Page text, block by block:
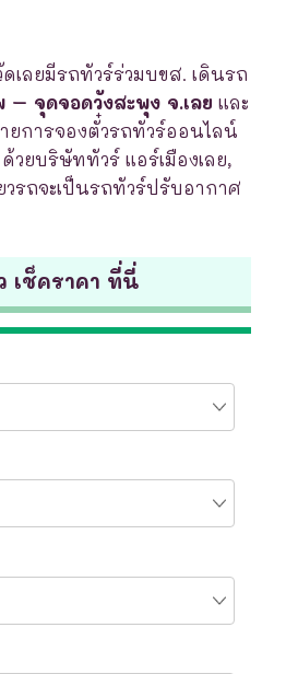
เลยมีรถทัวร์ร่วมบขส. เดินรถ
– จุดจอดวังสะพุง จ.เลย และ
การจองตั๋วรถทัวร์ออนไลน์
วยบริษัททัวร์ แอร์เมืองเลย,
วรถจะเป็นรถทัวร์ปรับอากาศ
เช็คราคา ที่นี่